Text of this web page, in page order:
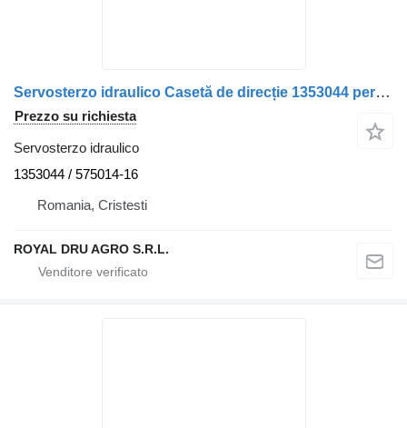
Servosterzo idraulico Casetă de direcție 1353044 per camion Scania 1353044, 575014
Prezzo su richiesta
Servosterzo idraulico
1353044 / 575014-16
Romania, Cristesti
ROYAL DRU AGRO S.R.L.